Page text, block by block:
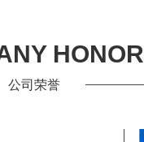
HONOR
公司荣誉